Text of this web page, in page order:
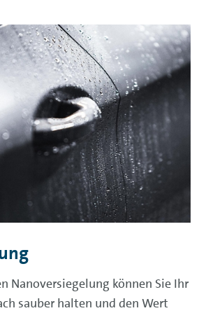
Nanoversiegelung können Sie Ihr
sauber halten und den Wert